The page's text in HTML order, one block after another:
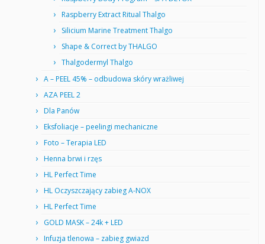
Raspberry Extract Ritual Thalgo
Silicium Marine Treatment Thalgo
Shape & Correct by THALGO
Thalgodermyl Thalgo
A – PEEL 45% – odbudowa skóry wrażliwej
AZA PEEL 2
Dla Panów
Eksfoliacje – peelingi mechaniczne
Foto – Terapia LED
Henna brwi i rzęs
HL Perfect Time
HL Oczyszczający zabieg A-NOX
HL Perfect Time
GOLD MASK – 24k + LED
Infuzja tlenowa – zabieg gwiazd